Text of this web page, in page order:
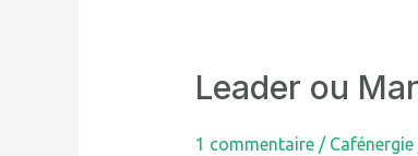
Leader ou
1 commentaire / Cafénergie
Leader
Manager